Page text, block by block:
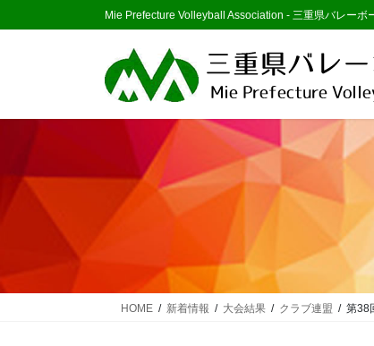
ン
に
ビ
ョ
動
Mie Prefecture Volleyball Association - 三重県バレーボ
HOME 新着情報 大会結果 クラブ連盟 第38